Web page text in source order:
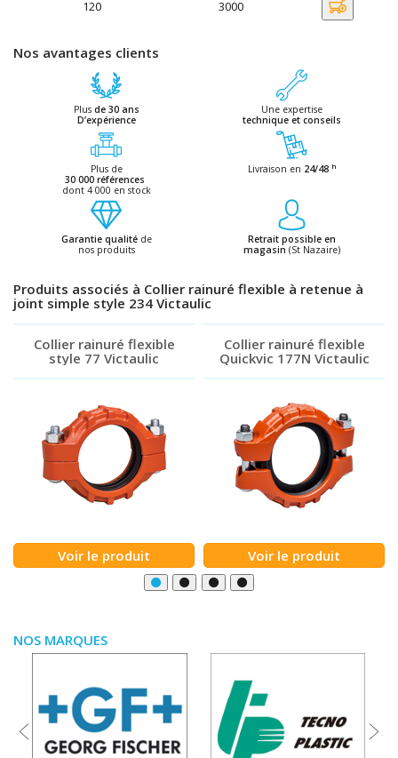
120 3000
Nos avantages clients
Plus de 30 ans
D’expérience
Une expertise
technique et conseils
Plus de
30 000 références
dont 4 000 en stock
Livraison en 24/48 h
Garantie qualitéde
nos produits
Retrait possible en
magasin (St Nazaire)
Produits associés à Collier rainuré flexible à retenue à
joint simple style 234 Victaulic
Collier rainuré flexible
style 77 Victaulic
Voir le produit
Collier rainuré flexible
Quickvic 177N Victaulic
Voir le produit
NOS MARQUES